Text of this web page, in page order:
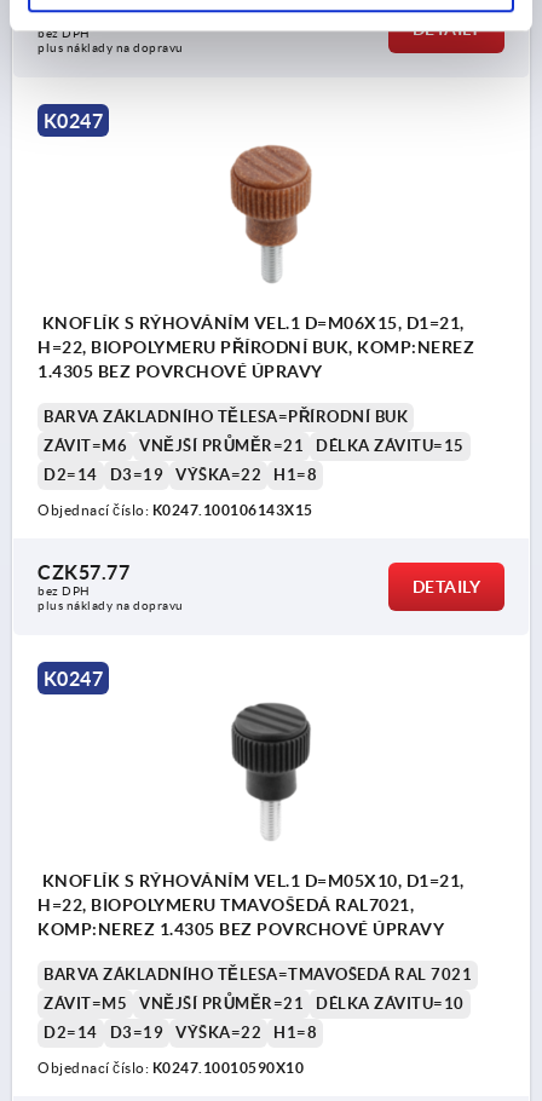
CZK57.20
bez DPH
plus náklady na dopravu
DETAILY
K0247
KNOFLÍK S RÝHOVÁNÍM VEL.1 D=M06X15, D1=21,
H=22, BIOPOLYMERU PŘÍRODNÍ BUK, KOMP:NEREZ
1.4305 BEZ POVRCHOVÉ ÚPRAVY
BARVA ZÁKLADNÍHO TĚLESA=PŘÍRODNÍ BUK
ZÁVIT=M6
VNĚJŠÍ PRŮMĚR=21
DÉLKA ZÁVITU=15
D2=14
D3=19 VÝŠKA=22 H1=8
Objednací číslo: K0247.100106143X15
CZK57.77
bez DPH
plus náklady na dopravu
DETAILY
K0247
KNOFLÍK S RÝHOVÁNÍM VEL.1 D=M05X10, D1=21,
H=22, BIOPOLYMERU TMAVOŠEDÁ RAL7021,
KOMP:NEREZ 1.4305 BEZ POVRCHOVÉ ÚPRAVY
BARVA ZÁKLADNÍHO TĚLESA=TMAVOŠEDÁ RAL 7021
ZÁVIT=M5
VNĚJŠÍ PRŮMĚR=21
DÉLKA ZÁVITU=10
D2=14
D3=19 VÝŠKA=22 H1=8
Objednací číslo: K0247.10010590X10